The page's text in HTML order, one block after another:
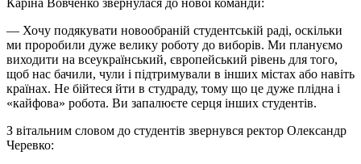
— Хочу подякувати новообраній студентській раді, оскільки
ми проробили дуже велику роботу до виборів. Ми плануємо
виходити на всеукраїнський, європейський рівень для того,
щоб нас бачили, чули і підтримували в інших містах або навіть
країнах. Не бійтеся йти в студраду, тому що це дуже плідна і
«кайфова» робота. Ви запалюєте серця інших студентів.
З вітальним словом до студентів звернувся ректор Олександр
Черевко: